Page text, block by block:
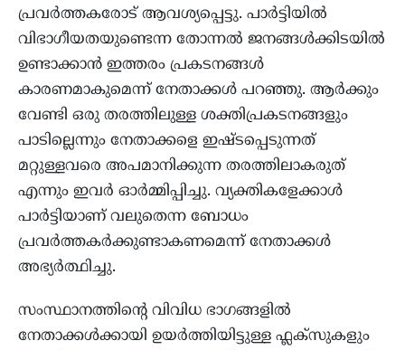
പ്രവർത്തകരോട് ആവശ്യപ്പെട്ടു. പാർട്ടിയിൽ
വിഭാഗീയതയുണ്ടെന്ന തോന്നൽ ജനങ്ങൾക്കിടയിൽ
ഉണ്ടാക്കാൻ ഇത്തരം പ്രകടനങ്ങൾ
കാരണമാകുമെന്ന് നേതാക്കൾ പറഞ്ഞു. ആർക്കും
വേണ്ടി ഒരു തരത്തിലുള്ള ശക്തിപ്രകടനങ്ങളും
പാടില്ലെന്നും നേതാക്കളെ ഇഷ്ടപ്പെടുന്നത്
മറ്റുള്ളവരെ അപമാനിക്കുന്ന തരത്തിലാകരുത്
എന്നും ഇവർ ഓർമ്മിപ്പിച്ചു. വ്യക്തികളേക്കാൾ
പാർട്ടിയാണ് വലുതെന്ന ബോധം
പ്രവർത്തകർക്കുണ്ടാകണമെന്ന് നേതാക്കൾ
അഭ്യർത്ഥിച്ചു.
സംസ്ഥാനത്തിന്റെ വിവിധ ഭാഗങ്ങളിൽ
നേതാക്കൾക്കായി ഉയർത്തിയിട്ടുള്ള ഫ്ലക്സുകളും